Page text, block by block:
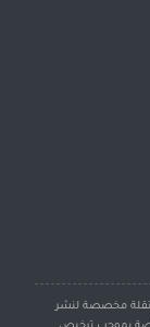
مخصصة لنشر